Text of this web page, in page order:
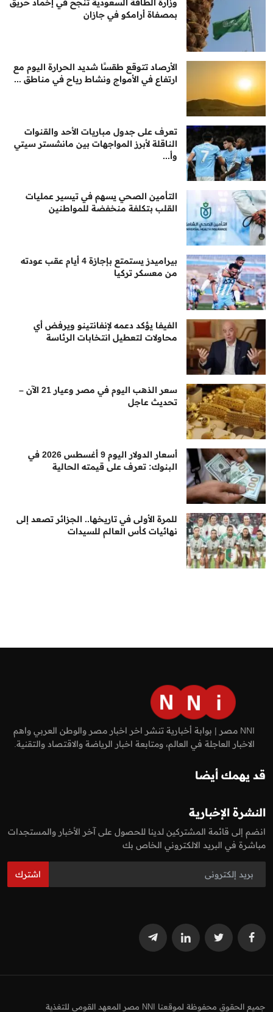
وزارة الطاقة السعودية تنجح في إخماد حريق
بمصفاة أرامكو في جازان
الأرصاد تتوقع طقسًا شديد الحرارة اليوم مع
ارتفاع في الأمواج ونشاط رياح في مناطق ...
تعرف على جدول مباريات الأحد والقنوات
الناقلة لأبرز المواجهات بين مانشستر سيتي
وأ...
التأمين الصحي يسهم في تيسير عمليات
القلب بتكلفة منخفضة للمواطنين
بيراميدز يستمتع بإجازة 4 أيام عقب عودته
من معسكر تركيا
الفيفا يؤكد دعمه لإنفانتينو ويرفض أي
محاولات لتعطيل انتخابات الرئاسة
سعر الذهب اليوم في مصر وعيار 21 الآن –
تحديث عاجل
أسعار الدولار اليوم 9 أغسطس 2026 في
البنوك: تعرف على قيمته الحالية
للمرة الأولى في تاريخها.. الجزائر تصعد إلى
نهائيات كأس العالم للسيدات
NNI مصر | بوابة أخبارية تنشر اخر اخبار مصر والوطن العربي واهم
الاخبار العاجلة في العالم، ومتابعة اخبار الرياضة والاقتصاد والتقنية.
قد يهمك أيضا
النشرة الإخبارية
انضم إلى قائمة المشتركين لدينا للحصول على آخر الأخبار والمستجدات
مباشرة في البريد الالكتروني الخاص بك
اشترك
جميع الحقوق محفوظة لموقعنا NNI مصر المعهد القومي للتغذية